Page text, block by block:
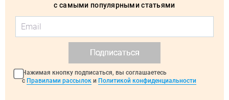
с самыми популярными статьями
Подписаться
Нажимая кнопку подписаться, вы соглашаетесь
с Правилами рассылок и Политикой конфиденциальности